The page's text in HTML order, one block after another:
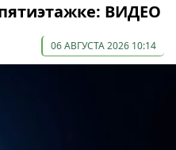
ВИДЕО
06 АВГУСТА 2026 10:14